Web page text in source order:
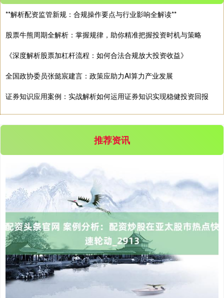
深证成指 14110.12 -34.08 -0.24%
沪深300
北证50 1122.88 +3.42 +0.30%
**解析配资监管新规：合规操作要点与行业影响全解读**
股票牛熊周期全解析：掌握规律，助你精准把握投资时机与策略
《深度解析股票加杠杆流程：如何合法合规放大投资收益》
全国政协委员张懿宸建言：政策应助力AI算力产业发展
证券知识应用案例：实战解析如何运用证券知识实现稳健投资回报
推荐资讯